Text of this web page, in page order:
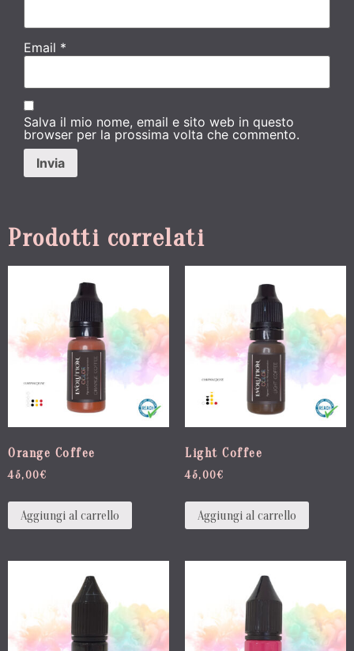
Email *
Salva il mio nome, email e sito web in questo
browser per la prossima volta che commento.
Prodotti correlati
Orange Coffee
45,00€
Aggiungi al carrello
Light Coffee
45,00€
Aggiungi al carrello